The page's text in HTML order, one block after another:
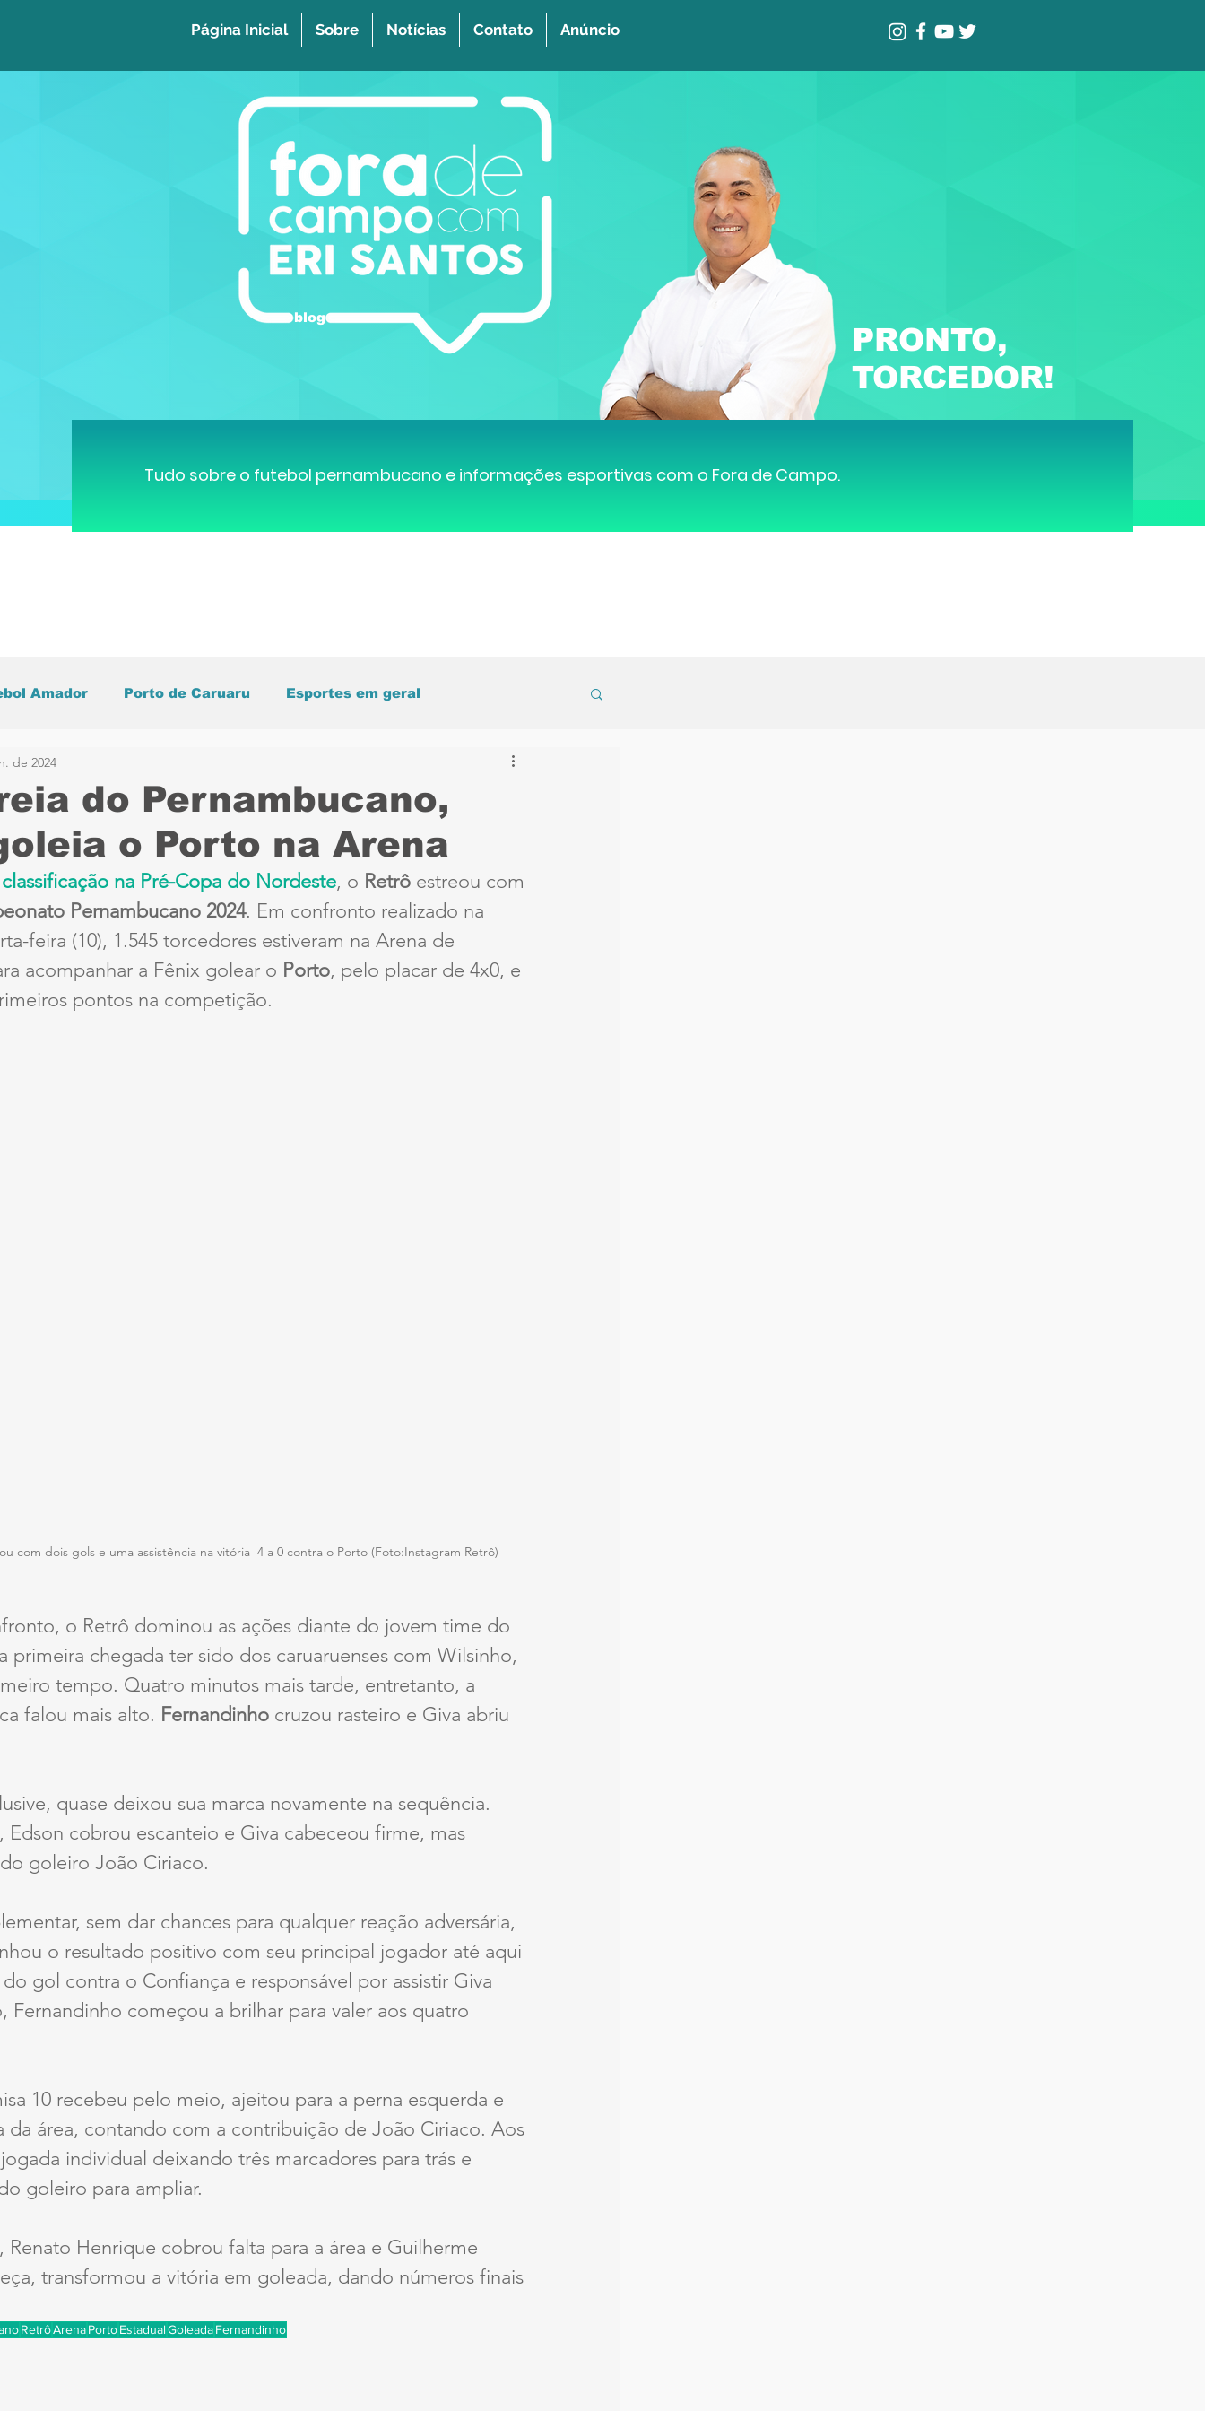
Página Inicial Sobre Notícias Contato Anúncio
PRONTO,
TORCEDOR!
blog
Tudo sobre o futebol pernambucano e informações esportivas com o Fora de Campo.
Amador Porto de Caruaru Esportes em geral
do Mundo Central de Caruaru
Sport Série B ciclismo parapan Destaque
Cruz Série A3 futebol do interior PE Seleção Brasileira
Jogos Escolares Retrô CBF Arbitragem
do Pernambucano,
o Porto na Arena
de 2024
classificação na Pré-Copa do Nordeste, o Retrô estreou com
Pernambucano 2024. Em confronto realizado na
feira (10), 1.545 torcedores estiveram na Arena de
acompanhar a Fênix golear o Porto, pelo placar de 4x0, e
pontos na competição.
com dois gols e uma assistência na vitória  4 a 0 contra o Porto (Foto:Instagram Retrô)
o Retrô dominou as ações diante do jovem time do
primeira chegada ter sido dos caruaruenses com Wilsinho,
tempo. Quatro minutos mais tarde, entretanto, a
falou mais alto. Fernandinho cruzou rasteiro e Giva abriu
quase deixou sua marca novamente na sequência.
Edson cobrou escanteio e Giva cabeceou firme, mas
goleiro João Ciriaco.
sem dar chances para qualquer reação adversária,
o resultado positivo com seu principal jogador até aqui
gol contra o Confiança e responsável por assistir Giva
Fernandinho começou a brilhar para valer aos quatro
10 recebeu pelo meio, ajeitou para a perna esquerda e
da área, contando com a contribuição de João Ciriaco. Aos
individual deixando três marcadores para trás e
goleiro para ampliar.
Renato Henrique cobrou falta para a área e Guilherme
transformou a vitória em goleada, dando números finais
RetrôArenaPortoEstadualGoleadaFernandinho